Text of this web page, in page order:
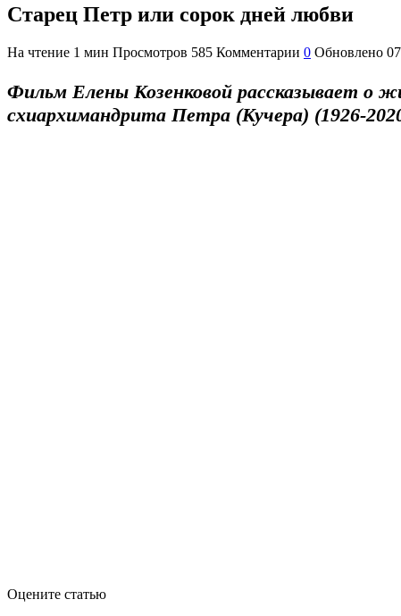
Старец Петр или сорок дней любви
На чтение 1 мин Просмотров 585 Комментарии 0 Обновлено
Фильм Елены Козенковой рассказывает о
схиархимандрита Петра (Кучера) (1926-
Оцените статью